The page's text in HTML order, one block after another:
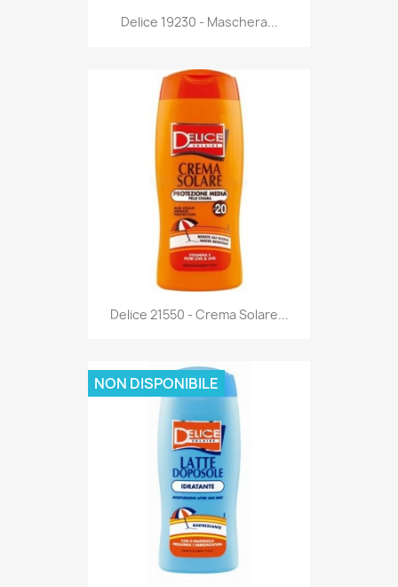
Anteprima
Delice 19230 - Maschera...
Anteprima
Delice 21550 - Crema Solare...
NON DISPONIBILE